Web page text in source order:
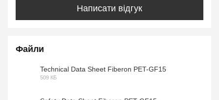
Написати відгук
Файли
Technical Data Sheet Fiberon PET-GF15
509 КБ